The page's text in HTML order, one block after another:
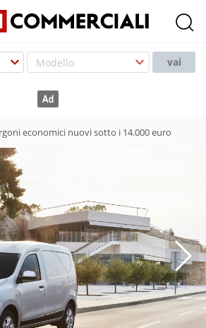
vai
economici nuovi sotto i 14.000 euro